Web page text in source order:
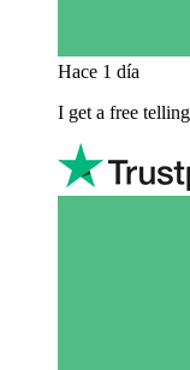
Hace 1 día
I get a free